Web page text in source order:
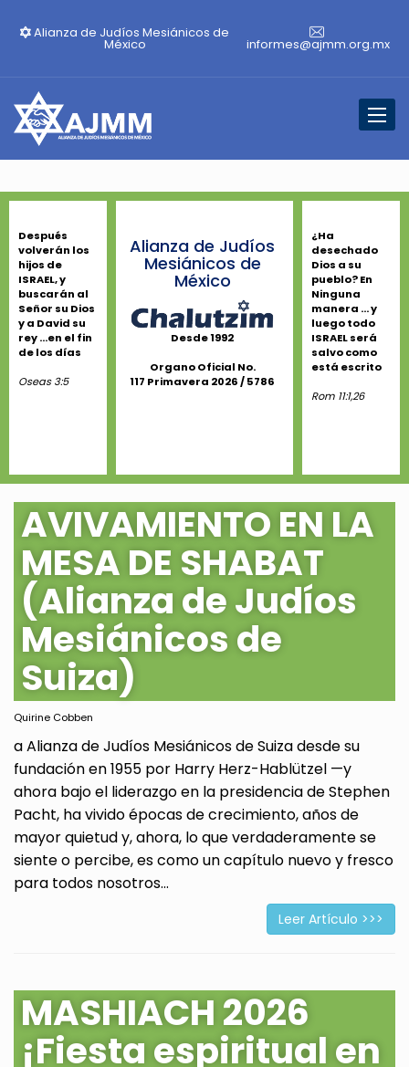
Alianza de Judíos Mesiánicos de
México informes@ajmm.org.mx
Después
volverán los
hijos de
ISRAEL, y
buscarán al
Señor su Dios
y a David su
rey ...en el fin
de los días
Oseas 3:5
Alianza de Judíos
Mesiánicos de
México
Desde 1992
Organo Oficial No.
117 Primavera 2026 / 5786
¿Ha
desechado
Dios a su
pueblo? En
Ninguna
manera ... y
luego todo
ISRAEL será
salvo como
está escrito
Rom 11:1,26
AVIVAMIENTO EN LA
MESA DE SHABAT
(Alianza de Judíos
Mesiánicos de
Suiza)
Quirine Cobben
a Alianza de Judíos Mesiánicos de Suiza desde su
fundación en 1955 por Harry Herz-Hablützel —y
ahora bajo el liderazgo en la presidencia de Stephen
Pacht, ha vivido épocas de crecimiento, años de
mayor quietud y, ahora, lo que verdaderamente se
siente o percibe, es como un capítulo nuevo y fresco
para todos nosotros...
Leer Artículo >>>
MASHIACH 2026
¡Fiesta espiritual en